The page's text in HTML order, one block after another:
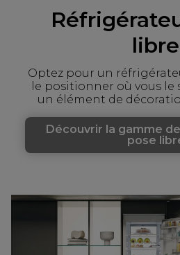
libre
Optez pour un
le positionner où vous le
un élément de
Découvrir la gamme
pose